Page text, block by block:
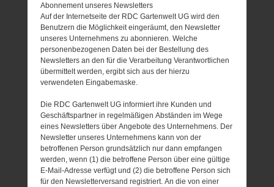
Abonnement unseres Newsletters
Auf der Internetseite der RDC Gartenwelt UG wird den
Benutzern die Möglichkeit eingeräumt, den Newsletter
unseres Unternehmens zu abonnieren. Welche
personenbezogenen Daten bei der Bestellung des
Newsletters an den für die Verarbeitung Verantwortlichen
übermittelt werden, ergibt sich aus der hierzu
verwendeten Eingabemaske.
Die RDC Gartenwelt UG informiert ihre Kunden und
Geschäftspartner in regelmäßigen Abständen im Wege
eines Newsletters über Angebote des Unternehmens. Der
Newsletter unseres Unternehmens kann von der
betroffenen Person grundsätzlich nur dann empfangen
werden, wenn (1) die betroffene Person über eine gültige
E-Mail-Adresse verfügt und (2) die betroffene Person sich
für den Newsletterversand registriert. An die von einer